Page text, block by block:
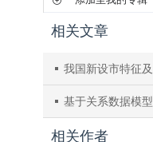
相关文章
我国新设市特征及对城市空间分布的影响
基于关系数据模型的犯罪网络挖掘研究
相关作者